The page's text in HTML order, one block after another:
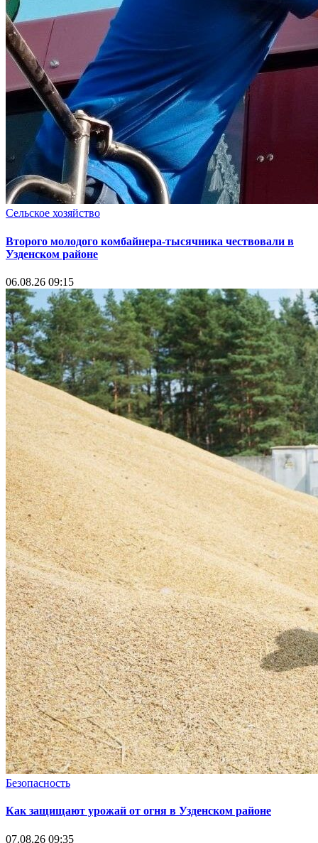
Сельское хозяйство
Второго молодого комбайнера-тысячника чествовали в
Узденском районе
06.08.26 09:15
Безопасность
Как защищают урожай от огня в Узденском районе
07.08.26 09:35